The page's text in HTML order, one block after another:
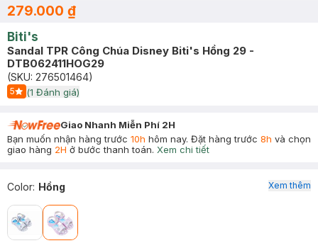
279.000 ₫
Biti's
Sandal TPR Công Chúa Disney Biti's Hồng 29 -
DTB062411HOG29
(SKU: 276501464)
5
Start Icon
(1 Đánh giá)
Giao Nhanh Miễn Phí 2H
Bạn muốn nhận hàng trước 10h hôm nay. Đặt hàng trước 8h và chọn
giao hàng 2H ở bước thanh toán. Xem chi tiết
Color: Hồng Xem thêm